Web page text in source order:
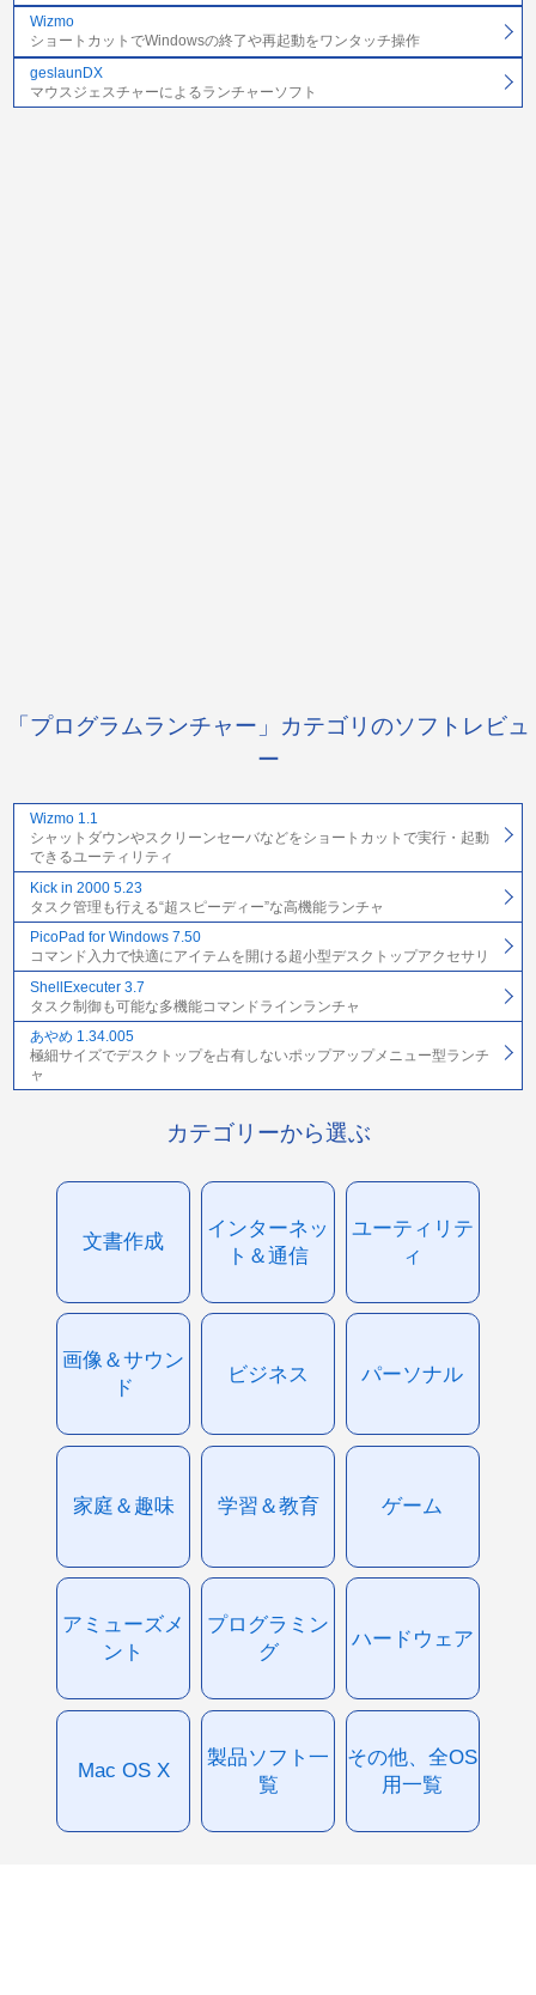
Wizmo
ショートカットでWindowsの終了や再起動をワンタッチ操作
geslaunDX
マウスジェスチャーによるランチャーソフト
「プログラムランチャー」カテゴリのソフトレビュ
ー
Wizmo 1.1
シャットダウンやスクリーンセーバなどをショートカットで実行・起動
できるユーティリティ
Kick in 2000 5.23
タスク管理も行える“超スピーディー”な高機能ランチャ
PicoPad for Windows 7.50
コマンド入力で快適にアイテムを開ける超小型デスクトップアクセサリ
ShellExecuter 3.7
タスク制御も可能な多機能コマンドラインランチャ
あやめ 1.34.005
極細サイズでデスクトップを占有しないポップアップメニュー型ランチ
ャ
カテゴリーから選ぶ
文書作成
インターネッ
ト＆通信
ユーティリテ
ィ
画像＆サウン
ド
ビジネス パーソナル
家庭＆趣味 学習＆教育 ゲーム
アミューズメ
ント
プログラミン
グ
ハードウェア
Mac OS X
製品ソフト一
覧
その他、全OS
用一覧